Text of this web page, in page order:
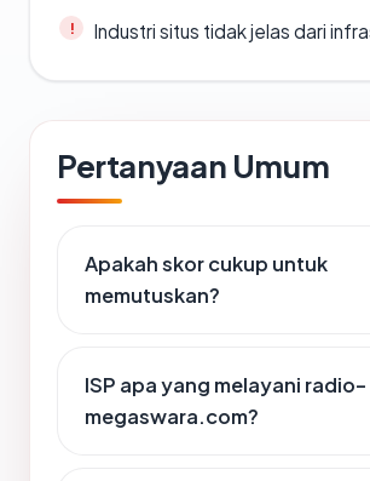
Industri situs tidak jelas dari
Pertanyaan Umum
Apakah skor cukup untuk
memutuskan?
ISP apa yang melayani radio-
megaswara.com?